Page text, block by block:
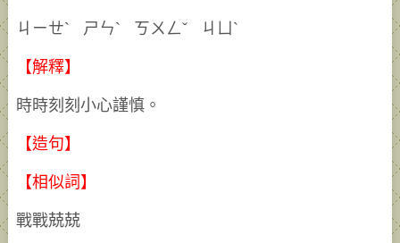
ㄐㄧㄝˋ ㄕㄣˋ ㄎㄨㄥˇ ㄐㄩˋ
【解釋】
時時刻刻小心謹慎。
【造句】
【相似詞】
戰戰兢兢